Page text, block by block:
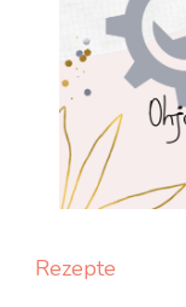
Rezepte